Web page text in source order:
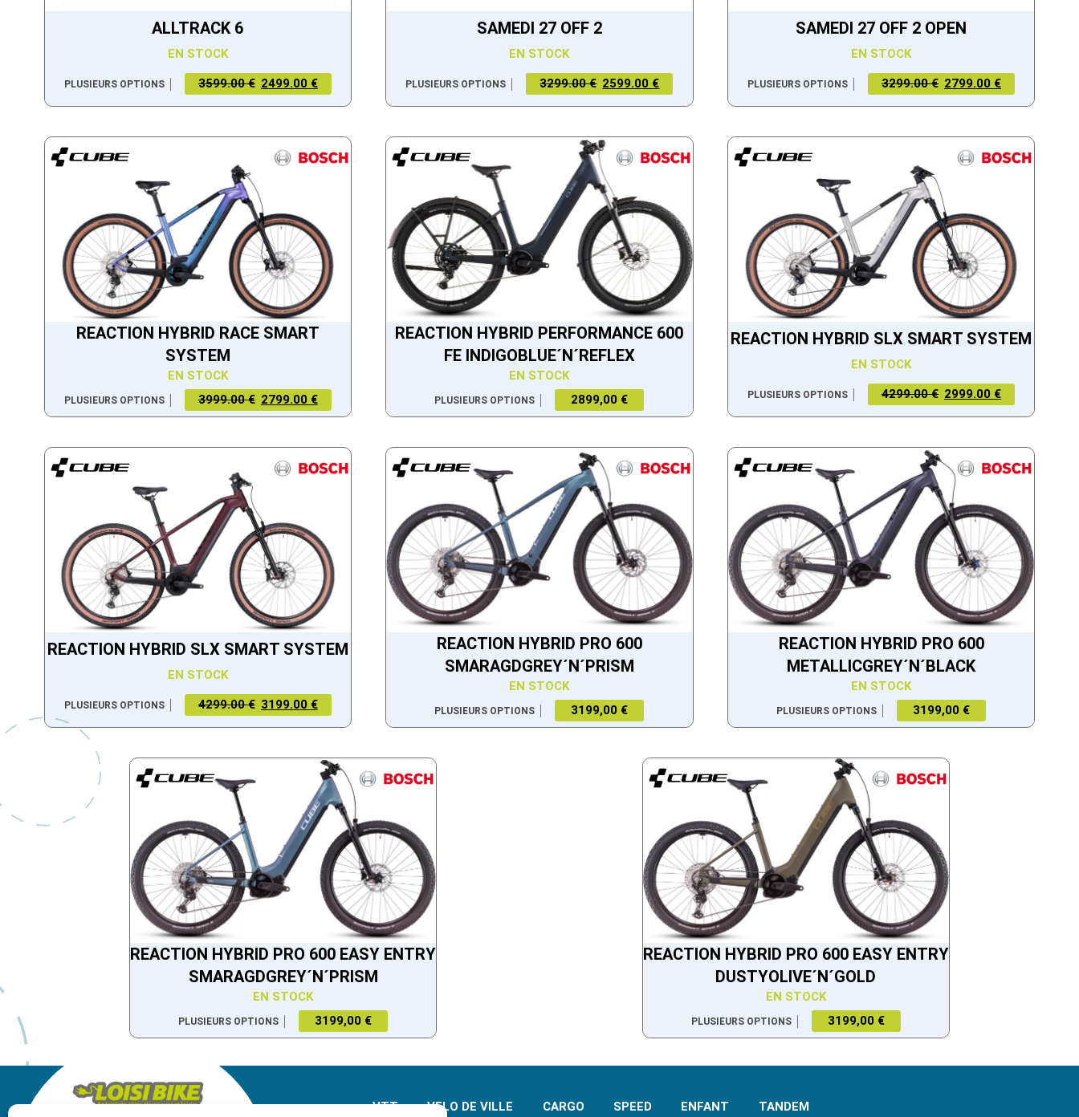
ALLTRACK 6
EN STOCK
PLUSIEURS OPTIONS 3599.00 € 2499.00 €
SAMEDI 27 OFF 2
EN STOCK
PLUSIEURS OPTIONS 3299.00 € 2599.00 €
SAMEDI 27 OFF 2 OPEN
EN STOCK
PLUSIEURS OPTIONS 3299.00 € 2799.00 €
REACTION HYBRID RACE SMART
SYSTEM
EN STOCK
PLUSIEURS OPTIONS 3999.00 € 2799.00 €
REACTION HYBRID PERFORMANCE 600
FE INDIGOBLUE´N´REFLEX
EN STOCK
PLUSIEURS OPTIONS 2899,00 €
REACTION HYBRID SLX SMART SYSTEM
EN STOCK
PLUSIEURS OPTIONS 4299.00 € 2999.00 €
REACTION HYBRID SLX SMART SYSTEM
EN STOCK
PLUSIEURS OPTIONS 4299.00 € 3199.00 €
REACTION HYBRID PRO 600
SMARAGDGREY´N´PRISM
EN STOCK
PLUSIEURS OPTIONS 3199,00 €
REACTION HYBRID PRO 600
METALLICGREY´N´BLACK
EN STOCK
PLUSIEURS OPTIONS 3199,00 €
REACTION HYBRID PRO 600 EASY ENTRY
SMARAGDGREY´N´PRISM
EN STOCK
PLUSIEURS OPTIONS 3199,00 €
REACTION HYBRID PRO 600 EASY ENTRY
DUSTYOLIVE´N´GOLD
EN STOCK
PLUSIEURS OPTIONS 3199,00 €
VTT VELO DE VILLE CARGO SPEED ENFANT TANDEM